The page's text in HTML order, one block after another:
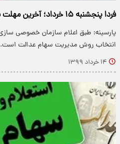
فردا پنجشنبه ۱۵ خرداد؛ آخرین مهلت برای آزادسازی سهام عدالت
انتخاب روش مدیریت سهام عدالت است.
۱۴ خرداد ۱۳۹۹